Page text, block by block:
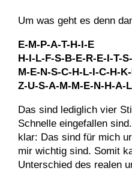
Um was geht es denn
E-M-P-A-T-H-I-E
H-I-L-F-S-B-E-R-E-I-T-
M-E-N-S-C-H-L-I-C-H-
Z-U-S-A-M-M-E-N-H-A-
Das sind lediglich vier
Schnelle eingefallen
klar: Das sind für mich
mir wichtig sind. Somit
Unterschied des realen